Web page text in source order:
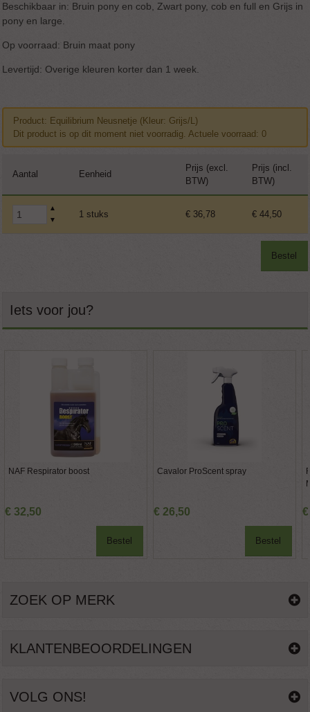
Beschikbaar in: Bruin pony en cob, Zwart pony, cob en full en Grijs in
pony en large.
Op voorraad: Bruin maat pony
Levertijd: Overige kleuren korter dan 1 week.
Product: Equilibrium Neusnetje (Kleur: Grijs/L)
Dit product is op dit moment niet voorradig. Actuele voorraad: 0
Aantal Eenheid
Prijs (excl.
BTW)
Prijs (incl.
BTW)
▲
▼
1 stuks € 36,78 € 44,50
Bestel
Iets voor jou?
NAF Respirator boost
€ 32,50
Bestel
Cavalor ProScent spray
€ 26,50
Bestel
€
ZOEK OP MERK
KLANTENBEOORDELINGEN
VOLG ONS!